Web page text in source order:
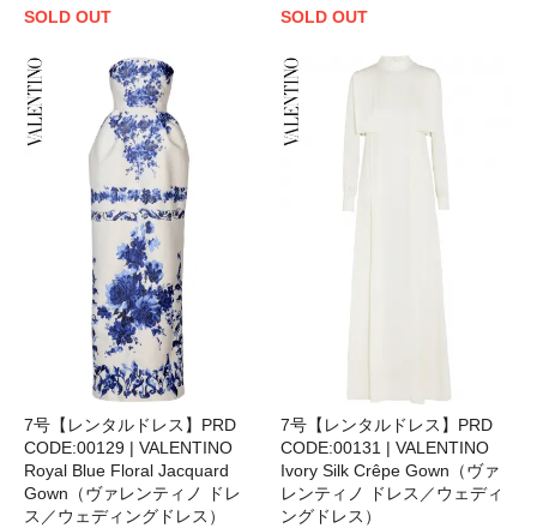
SOLD OUT
SOLD OUT
7号【レンタルドレス】PRD
CODE:00129 | VALENTINO
Royal Blue Floral Jacquard
Gown（ヴァレンティノ ドレ
ス／ウェディングドレス）
7号【レンタルドレス】PRD
CODE:00131 | VALENTINO
Ivory Silk Crêpe Gown（ヴァ
レンティノ ドレス／ウェディ
ングドレス）